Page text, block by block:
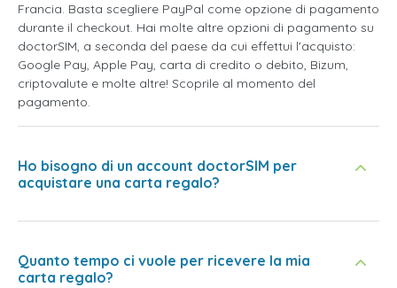
Francia. Basta scegliere PayPal come opzione di pagamento
durante il checkout. Hai molte altre opzioni di pagamento su
doctorSIM, a seconda del paese da cui effettui l'acquisto:
Google Pay, Apple Pay, carta di credito o debito, Bizum,
criptovalute e molte altre! Scoprile al momento del
pagamento.
Ho bisogno di un account doctorSIM per
acquistare una carta regalo?
Quanto tempo ci vuole per ricevere la mia
carta regalo?